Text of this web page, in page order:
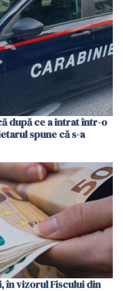
după ce a intrat într-o
spune că s-a
în vizorul Fiscului din